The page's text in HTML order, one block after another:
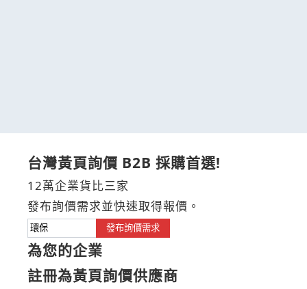
台灣黃頁詢價 B2B 採購首選!
12萬企業貨比三家
發布詢價需求並快速取得報價。
發布詢價需求
為您的企業
註冊為黃頁詢價供應商